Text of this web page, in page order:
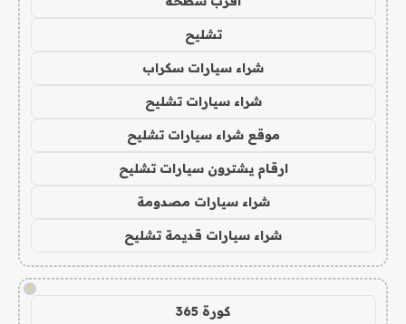
تشليح
شراء سيارات سكراب
شراء سيارات تشليح
موقع شراء سيارات تشليح
ارقام يشترون سيارات تشليح
شراء سيارات مصدومة
شراء سيارات قديمة تشليح
!
كورة 365